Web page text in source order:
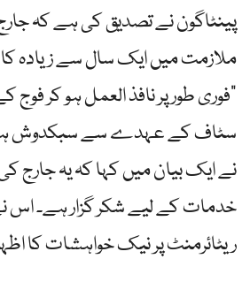
پینٹاگون نے تصدیق کی ہے کہ
ملازمت میں ایک سال سے زیادہ کا
سٹاف کے عہدے سے سبکدوش ہو
نے ایک بیان میں کہا کہ یہ جارج
خدمات کے لیے شکر گزار ہے۔ اس
ریٹائرمنٹ پر نیک خواہشات کا